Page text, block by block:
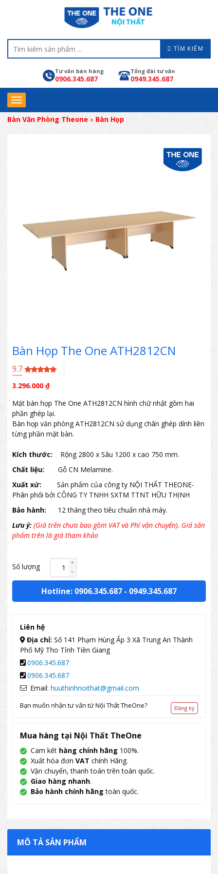
TÌM KIẾM
Tư vấn bán hàng
0906.345.687
Tổng đài tư vấn
0949.345.687
Bàn Văn Phòng Theone » Bàn Họp
Bàn Họp The One ATH2812CN
9.7
3.296.000 ₫
Mặt bàn họp The One ATH2812CN hình chữ nhật gồm hai
phần ghép lại.
Bàn họp văn phòng ATH2812CN sử dụng chân ghép dính liền
từng phần mặt bàn.
Kích thước: Rộng 2800 x Sâu 1200 x cao 750 mm.
Chất liệu:
Gỗ CN Melamine.
Xuất xứ:
Sản phẩm của công ty NỘI THẤT THEONE-
Phân phối bởi CÔNG TY TNHH SXTM TTNT HỮU THỊNH
Bảo hành:
12 tháng theo tiêu chuẩn nhà máy.
Lưu ý: (Giá trên chưa bao gồm VAT và Phí vận chuyển). Giá sản
phẩm trên là giá tham khảo
Số lượng
Hotline: 0906.345.687 - 0949.345.687
Liên hệ
Địa chỉ: Số 141 Phạm Hùng Ấp 3 Xã Trung An Thành
Phố Mỹ Tho Tỉnh Tiền Giang
0906.345.687
0906.345.687
Email: huuthinhnoithat@gmail.com
Bạn muốn nhận tư vấn từ Nội Thất TheOne? Đăng ký
Mua hàng tại Nội Thất TheOne
Cam kết hàng chính hãng 100%.
Xuất hóa đơn VAT chính Hãng.
Vận chuyển, thanh toán trên toàn quốc.
Giao hàng nhanh.
Bảo hành chính hãng toàn quốc.
MÔ TẢ SẢN PHẨM